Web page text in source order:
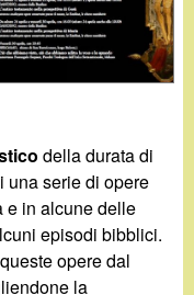
della durata di
una serie di opere
e in alcune delle
episodi bibblici.
opere dal
la